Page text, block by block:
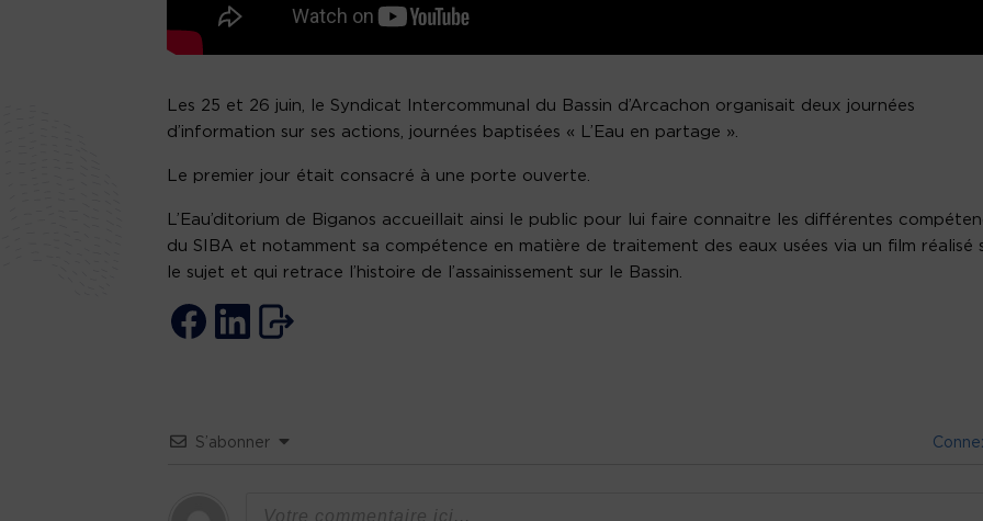
Les 25 et 26 juin, le Syndicat Intercommunal du Bassin d’Arcachon organisait deux journées
d’information sur ses actions, journées baptisées « L’Eau en partage ».
Le premier jour était consacré à une porte ouverte.
L’Eau’ditorium de Biganos accueillait ainsi le public pour lui faire connaitre les différentes
du SIBA et notamment sa compétence en matière de traitement des eaux usées via un film réalisé
le sujet et qui retrace l’histoire de l’assainissement sur le Bassin.
S’abonner